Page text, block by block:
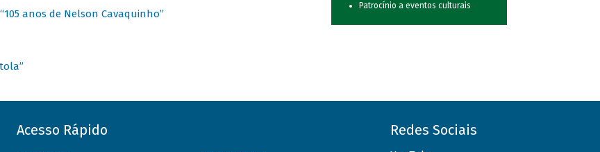
anos de Nelson Cavaquinho”
Patrocínio a eventos culturais
Acesso Rápido Redes Sociais